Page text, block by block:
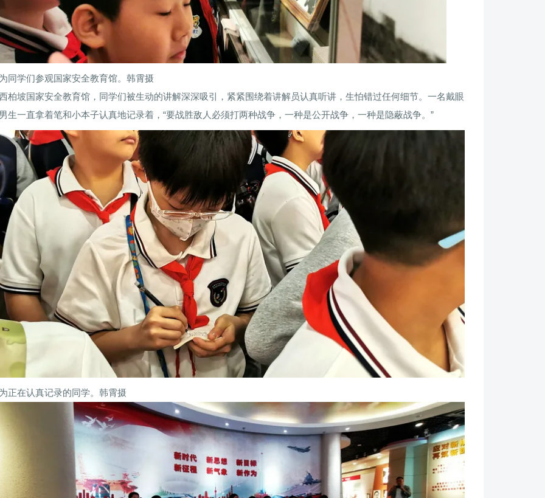
同学们参观国家安全教育馆。韩霄摄
柏坡国家安全教育馆，同学们被生动的讲解深深吸引，紧紧围绕着讲解员认真听讲，生怕错过任何细节。一名戴眼
生一直拿着笔和小本子认真地记录着，“要战胜敌人必须打两种战争，一种是公开战争，一种是隐蔽战争。”
正在认真记录的同学。韩霄摄